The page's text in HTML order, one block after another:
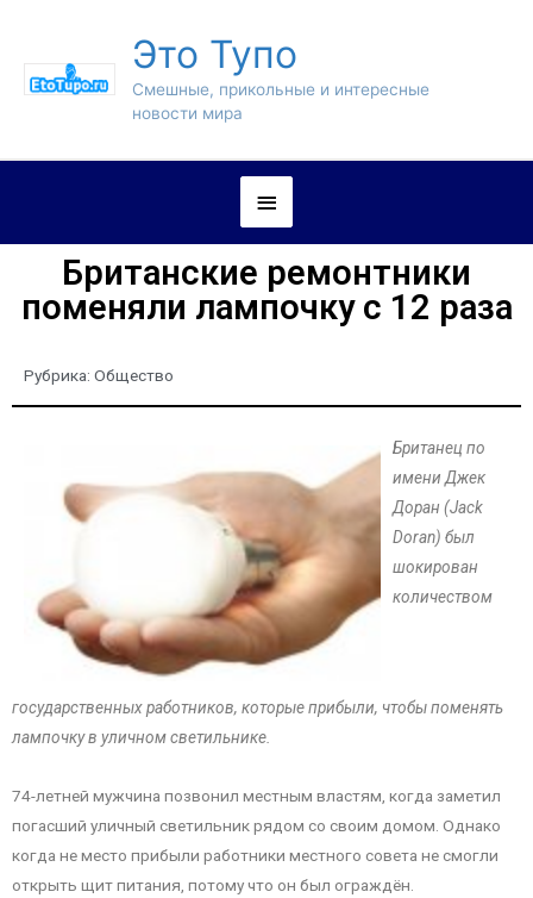
Это Тупо
Смешные, прикольные и интересные
новости мира
Британские ремонтники
поменяли лампочку с 12 раза
Рубрика: Общество
Британец по
имени Джек
Доран (Jack
Doran) был
шокирован
количеством
государственных работников, которые прибыли, чтобы поменять
лампочку в уличном светильнике.
74-летней мужчина позвонил местным властям, когда заметил
погасший уличный светильник рядом со своим домом. Однако
когда не место прибыли работники местного совета не смогли
открыть щит питания, потому что он был ограждён.